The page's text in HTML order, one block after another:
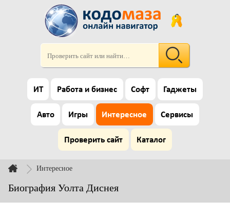
ИТ Работа и бизнес Софт Гаджеты
Авто Игры Интересное Сервисы
Проверить сайт Каталог
Интересное
Биография Уолта Диснея